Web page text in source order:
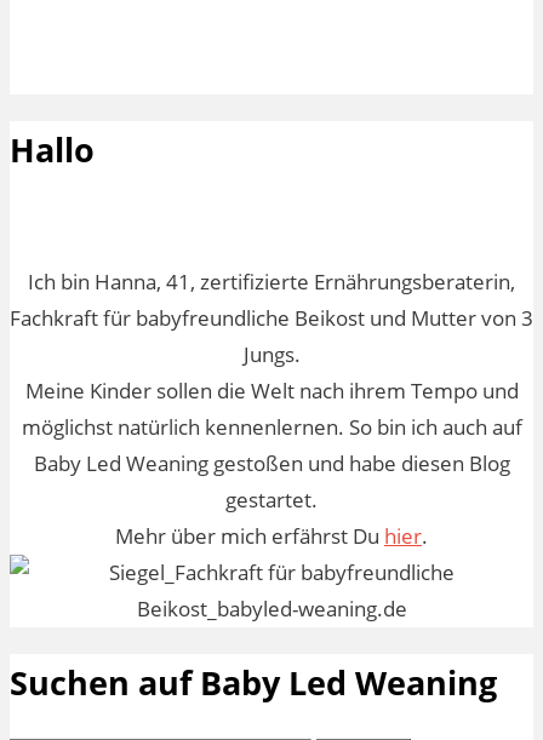
Hallo
Ich bin Hanna, 41, zertifizierte Ernährungsberaterin,
Fachkraft für babyfreundliche Beikost und Mutter von 3
Jungs.
Meine Kinder sollen die Welt nach ihrem Tempo und
möglichst natürlich kennenlernen. So bin ich auch auf
Baby Led Weaning gestoßen und habe diesen Blog
gestartet.
Mehr über mich erfährst Du hier.
Suchen auf Baby Led Weaning